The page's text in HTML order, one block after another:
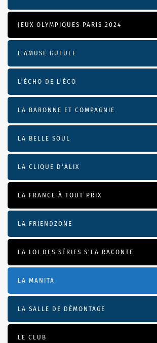
JEUX OLYMPIQUES PARIS 2024
L'AMUSE GUEULE
L’ÉCHO DE L’ÉCO
LA BARONNE ET COMPAGNIE
LA BELLE SOUL
LA CLIQUE D'ALIX
LA FRANCE À TOUT PRIX
LA FRIENDZONE
LA LOI DES SÉRIES S'LA RACONTE
LA MANITA
LA SALLE DE DÉMONTAGE
LE CLUB